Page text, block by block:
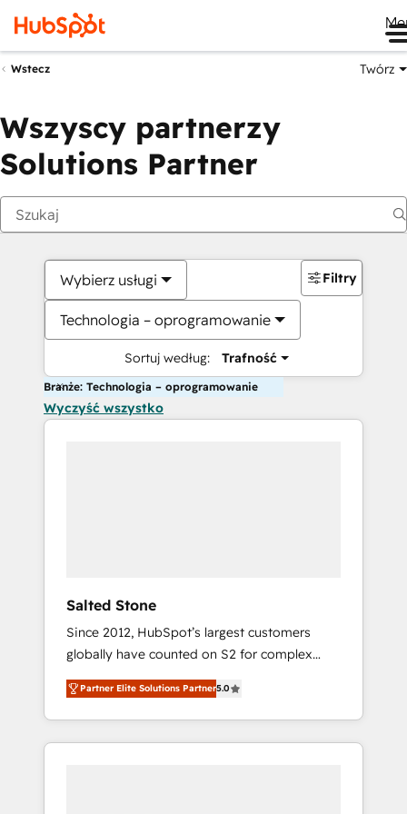
Wstecz Twórz
Wszyscy partnerzy
Solutions Partner
Wybierz usługi
Technologia – oprogramowanie
Sortuj według: Trafność
Filtry
Branże: Technologia – oprogramowanie
Wyczyść wszystko
Salted Stone
Since 2012, HubSpot’s largest customers
globally have counted on S2 for complex
migrations, change management, systems
integration, and creative solutions that
deliver measurable impact and transform
brand experiences As one of the few full-
Partner Elite Solutions Partner5.0